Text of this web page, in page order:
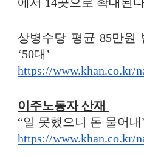
상병수당 평균 85만원
‘50대’
https://www.khan.co.kr/
이주노동자 산재
“일 못했으니 돈 물어
https://www.khan.co.kr/